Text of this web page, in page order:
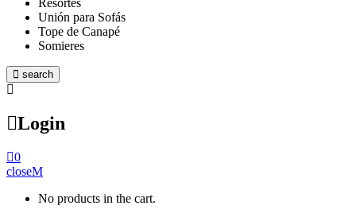
Unión para Sofás
Tope de Canapé
Somieres
search
Login
0
close
No products in the cart.